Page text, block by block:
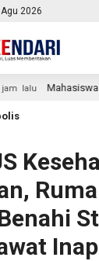
2026
Mahasiswa Tewas
Inap